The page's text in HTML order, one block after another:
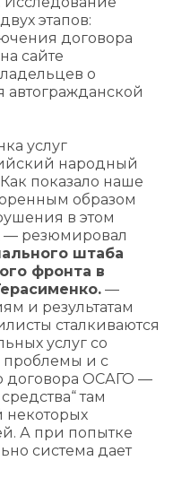
этапов:
договора
сайте
о
автогражданской
услуг
народный
показало наше
образом
в этом
— резюмировал
штаба
фронта в
—
и результатам
сталкиваются
услуг со
проблемы и с
договора ОСАГО —
там
некоторых
А при попытке
система дает